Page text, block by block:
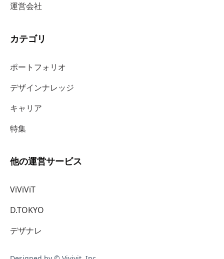
運営会社
カテゴリ
ポートフォリオ
デザインナレッジ
キャリア
特集
他の運営サービス
ViViViT
D.TOKYO
デザナレ